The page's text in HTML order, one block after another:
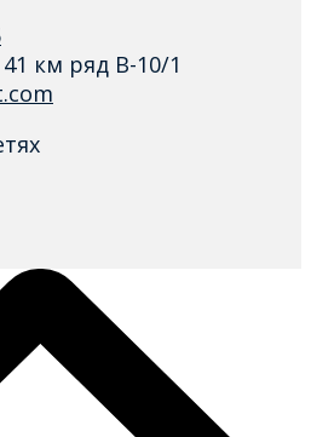
км ряд В-10/1